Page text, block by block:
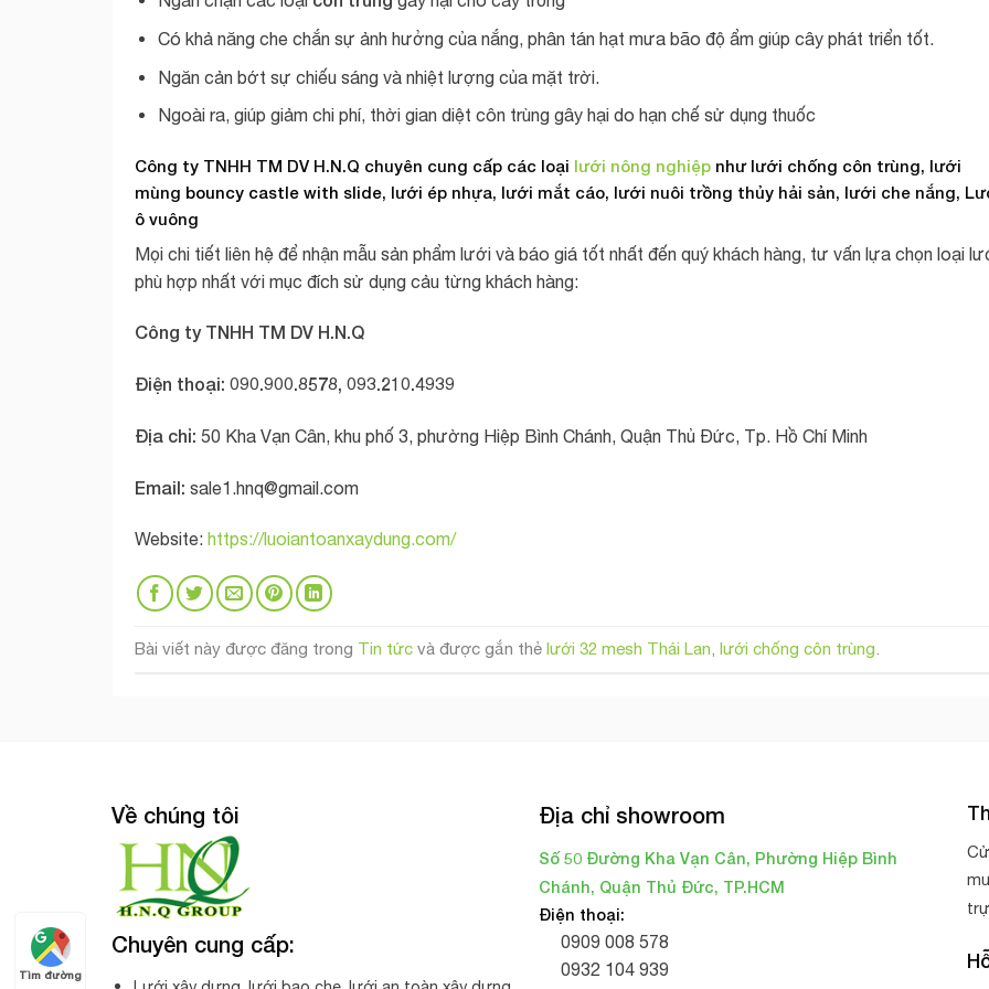
Có khả năng che chắn sự ảnh hưởng của nắng, phân tán hạt mưa bão độ ẩm giúp cây phát triển tốt.
Ngăn cản bớt sự chiếu sáng và nhiệt lượng của mặt trời.
Ngoài ra, giúp giảm chi phí, thời gian diệt côn trùng gây hại do hạn chế sử dụng thuốc
Công ty TNHH TM DV H.N.Q chuyên cung cấp các loại lưới nông nghiệp như lưới chống côn trùng, lưới
mùng bouncy castle with slide, lưới ép nhựa, lưới mắt cáo, lưới nuôi trồng thủy hải sản, lưới che nắng,
ô vuông
Mọi chi tiết liên hệ để nhận mẫu sản phẩm lưới và báo giá tốt nhất đến quý khách hàng, tư vấn lựa chọn loại
phù hợp nhất với mục đích sử dụng cảu từng khách hàng:
Công ty TNHH TM DV H.N.Q
Điện thoại: 090.900.8578, 093.210.4939
Địa chỉ: 50 Kha Vạn Cân, khu phố 3, phường Hiệp Bình Chánh, Quận Thủ Đức, Tp. Hồ Chí Minh
Email: sale1.hnq@gmail.com
Website: https://luoiantoanxaydung.com/
Bài viết này được đăng trong Tin tức và được gắn thẻ lưới 32 mesh Thái Lan lưới chống côn trùng
Về chúng tôi
Chuyên cung cấp:
Địa chỉ showroom
Số 50 Đường Kha Vạn Cân, Phường Hiệp Bình
Chánh, Quận Thủ Đức, TP.HCM
Điện thoại:
0909 008 578
0932 104 939
Tìm đường